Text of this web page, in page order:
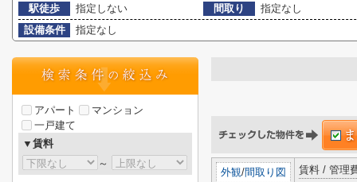
駅徒歩
指定しない 間取り
指定なし
設備条件
指定なし
外観/間取り図
賃料 / 管理
アパート
マンション
一戸建て
▼賃料
～